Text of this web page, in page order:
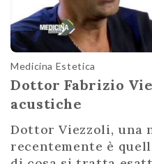
Medicina Estetica
Dottor Fabrizio
acustiche
Dottor Viezzoli, una
recentemente è